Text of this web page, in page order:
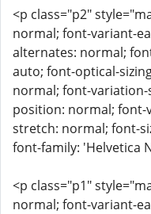
<p class="p2"
normal; font-variant-
alternates: normal;
auto; font-optical-
normal; font-
position: normal;
stretch: normal; font-
font-family: 'Helvetica
<p class="p1"
normal; font-variant-